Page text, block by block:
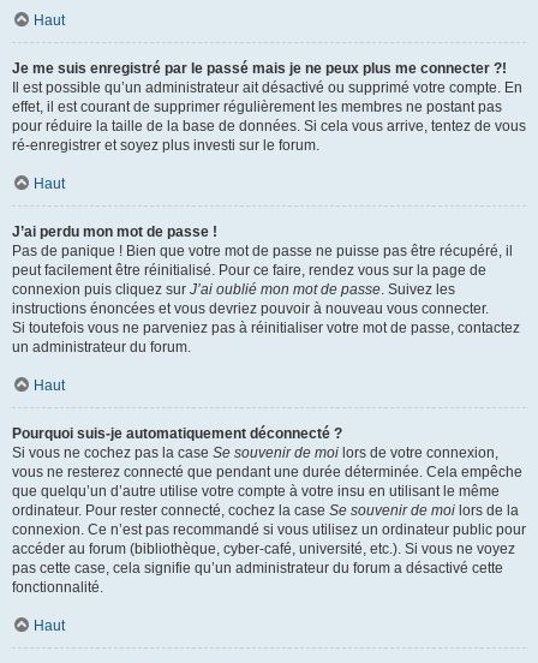
Haut
Je me suis enregistré par le passé mais je ne peux plus me connecter ?!
Il est possible qu’un administrateur ait désactivé ou supprimé votre compte. En
effet, il est courant de supprimer régulièrement les membres ne postant pas
pour réduire la taille de la base de données. Si cela vous arrive, tentez de vous
ré-enregistrer et soyez plus investi sur le forum.
Haut
J’ai perdu mon mot de passe !
Pas de panique ! Bien que votre mot de passe ne puisse pas être récupéré, il
peut facilement être réinitialisé. Pour ce faire, rendez vous sur la page de
connexion puis cliquez sur J’ai oublié mon mot de passe . Suivez les
instructions énoncées et vous devriez pouvoir à nouveau vous connecter.
Si toutefois vous ne parveniez pas à réinitialiser votre mot de passe, contactez
un administrateur du forum.
Haut
Pourquoi suis-je automatiquement déconnecté ?
Si vous ne cochez pas la case Se souvenir de moi lors de votre connexion,
vous ne resterez connecté que pendant une durée déterminée. Cela empêche
que quelqu’un d’autre utilise votre compte à votre insu en utilisant le même
ordinateur. Pour rester connecté, cochez la case Se souvenir de moi lors de la
connexion. Ce n’est pas recommandé si vous utilisez un ordinateur public pour
accéder au forum (bibliothèque, cyber-café, université, etc.). Si vous ne voyez
pas cette case, cela signifie qu’un administrateur du forum a désactivé cette
fonctionnalité.
Haut